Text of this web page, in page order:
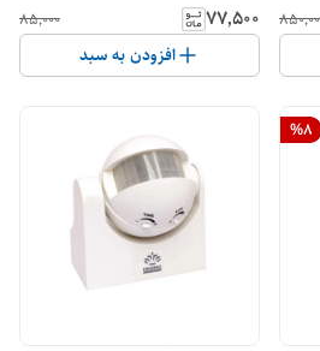
۷۷٬۵۰۰ ۸۵٬۰۰۰
افزودن به سبد
%8